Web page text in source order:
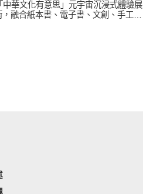
中華文化有意思」元宇宙沉浸式體驗展
，融合紙本書、電子書、文創、手工